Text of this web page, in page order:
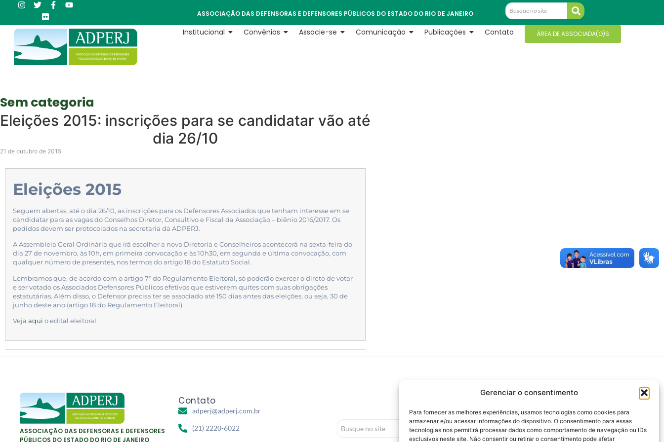
Gerenciar o consentimento
Para fornecer as melhores experiências, usamos tecnologias como cookies para
armazenar e/ou acessar informações do dispositivo. O consentimento para essas
tecnologias nos permitirá processar dados como comportamento de navegação ou IDs
exclusivos neste site. Não consentir ou retirar o consentimento pode afetar
ASSOCIAÇÃO DAS DEFENSORAS E DEFENSORES PÚBLICOS DO ESTADO DO RIO DE JANEIRO
Institucional Convênios Associe-se Comunicação Publicações Contato ÁREA DE ASSOCIADA(O)S
Sem categoria
Eleições 2015: inscrições para se candidatar vão até
dia 26/10
21 de outubro de 2015
Eleições 2015
Seguem abertas, até o dia 26/10, as inscrições para os Defensores Associados que tenham interesse em se
candidatar para as vagas do Conselhos Diretor, Consultivo e Fiscal da Associação – biênio 2016/2017. Os
pedidos devem ser protocolados na secretaria da ADPERJ.
A Assembleia Geral Ordinária que irá escolher a nova Diretoria e Conselheiros acontecerá na sexta-feira do
dia 27 de novembro, às 10h, em primeira convocação e às 10h30, em segunda e última convocação, com
qualquer número de presentes, nos termos do artigo 18 do Estatuto Social.
Lembramos que, de acordo com o artigo 7° do Regulamento Eleitoral, só poderão exercer o direto de votar
e ser votado os Associados Defensores Públicos efetivos que estiverem quites com suas obrigações
estatutárias. Além disso, o Defensor precisa ter se associado até 150 dias antes das eleições, ou seja, 30 de
junho deste ano (artigo 18 do Regulamento Eleitoral).
Veja aqui o edital eleitoral.
ASSOCIAÇÃO DAS DEFENSORAS E DEFENSORES
PÚBLICOS DO ESTADO DO RIO DE JANEIRO
Contato
adperj@adperj.com.br
(21) 2220-6022
Defensores Públicos (ANADEP)
>>> Defensoria Pública do Rio de Janeiro
>>> Caixa de Assistência aos Membros da